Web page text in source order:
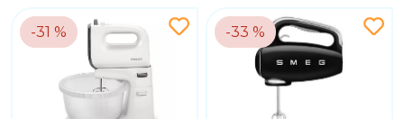
-31 % -33 %